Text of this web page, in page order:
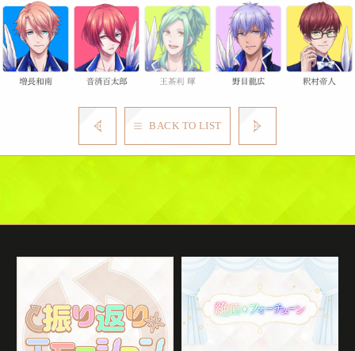
BACK TO LIST